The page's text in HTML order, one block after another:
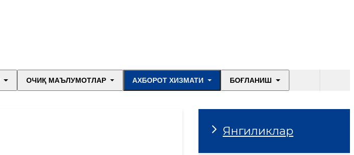
ОЧИҚ МАЪЛУМОТЛАР АХБОРОТ ХИЗМАТИ БОҒЛАНИШ
Янгиликлар